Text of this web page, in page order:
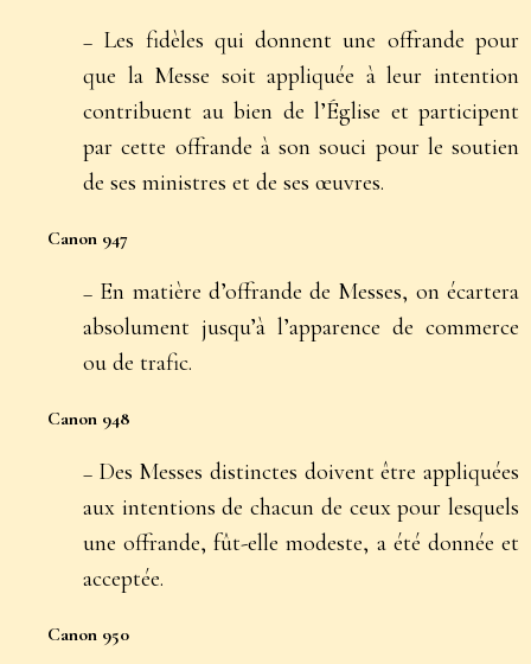
– Les fidèles qui donnent une offrande pour
que la Messe soit appliquée à leur intention
contribuent au bien de l’Église et participent
par cette offrande à son souci pour le soutien
de ses ministres et de ses œuvres.
Canon 947
– En matière d’offrande de Messes, on écartera
absolument jusqu’à l’apparence de commerce
ou de trafic.
Canon 948
– Des Messes distinctes doivent être appliquées
aux intentions de chacun de ceux pour lesquels
une offrande, fût-elle modeste, a été donnée et
acceptée.
Canon 950